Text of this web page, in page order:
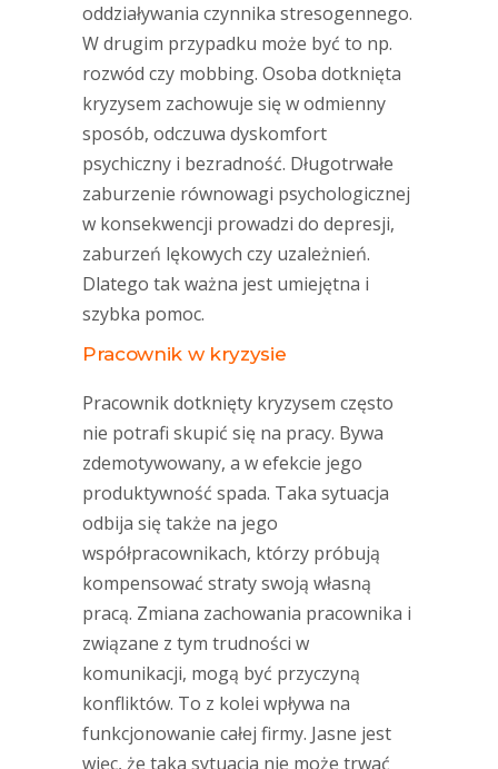
oddziaływania czynnika stresogennego.
W drugim przypadku może być to np.
rozwód czy mobbing. Osoba dotknięta
kryzysem zachowuje się w odmienny
sposób, odczuwa dyskomfort
psychiczny i bezradność. Długotrwałe
zaburzenie równowagi psychologicznej
w konsekwencji prowadzi do depresji,
zaburzeń lękowych czy uzależnień.
Dlatego tak ważna jest umiejętna i
szybka pomoc.
Pracownik w kryzysie
Pracownik dotknięty kryzysem często
nie potrafi skupić się na pracy. Bywa
zdemotywowany, a w efekcie jego
produktywność spada. Taka sytuacja
odbija się także na jego
współpracownikach, którzy próbują
kompensować straty swoją własną
pracą. Zmiana zachowania pracownika i
związane z tym trudności w
komunikacji, mogą być przyczyną
konfliktów. To z kolei wpływa na
funkcjonowanie całej firmy. Jasne jest
więc, że taka sytuacja nie może trwać